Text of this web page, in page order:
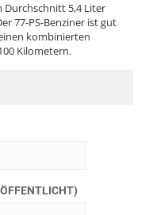
Durchschnitt 5,4 Liter
77-PS-Benziner ist gut
kombinierten
Kilometern.